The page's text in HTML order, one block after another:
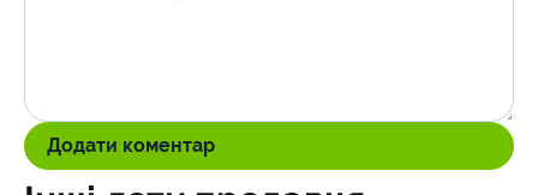
Додати коментар